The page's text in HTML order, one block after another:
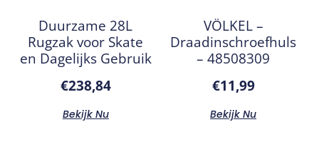
Duurzame 28L
Rugzak voor Skate
en Dagelijks Gebruik
€238,84
Bekijk Nu
VÖLKEL –
Draadinschroefhuls
– 48508309
€11,99
Bekijk Nu